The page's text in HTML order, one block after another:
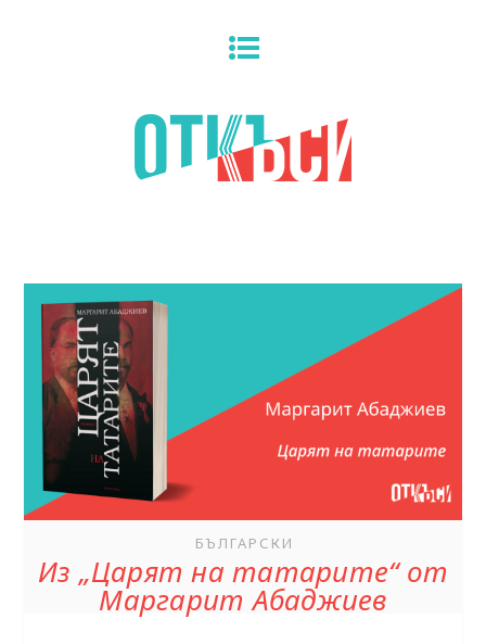
БЪЛГАРСКИ
Из „Царят на татарите“ от
Маргарит Абаджиев